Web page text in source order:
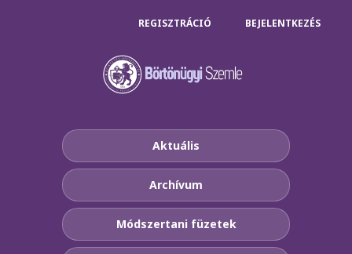
Aktuális
Archívum
Módszertani füzetek
REGISZTRÁCIÓ BEJELENTKEZÉS